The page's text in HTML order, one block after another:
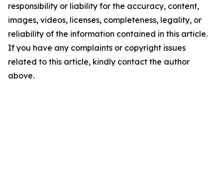
responsibility or liability for the accuracy, content,
images, videos, licenses, completeness, legality, or
reliability of the information contained in this article.
If you have any complaints or copyright issues
related to this article, kindly contact the author
above.